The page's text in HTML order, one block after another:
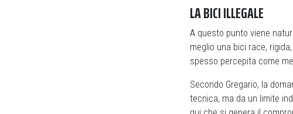
LA BICI ILLEGALE
A questo punto viene
meglio una bici race,
spesso percepita come
Secondo Gregario, la
tecnica, ma da un limite